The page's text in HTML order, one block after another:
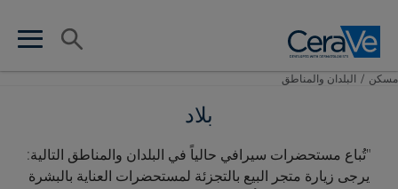
search
menu
البحث
مسكن / البلدان والمناطق
بلاد
"تُباع مستحضرات سيرافي حالياً في البلدان والمناطق التالية:
يرجى زيارة متجر البيع بالتجزئة لمستحضرات العناية بالبشرة